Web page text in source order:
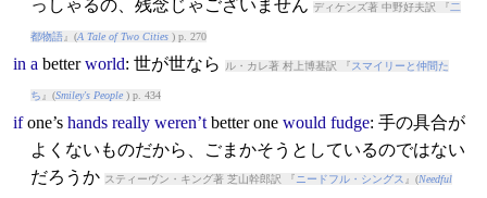
っしゃるの、残念じゃございません ディケンズ著 中野好夫訳 『二
都物語』(A Tale of Two Cities) p. 270
in a better world: 世が世なら ル・カレ著 村上博基訳 『スマイリーと仲間た
ち 』(Smiley's People) p. 434
ifone’s hands really weren’t betterone would fudge: 手の具合が
よくないものだから、ごまかそうとしているのではない
だろうか スティーヴン・キング著 芝山幹郎訳 『 ニードフル・シングス 』(Needful